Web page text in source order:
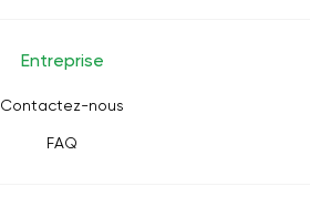
Entreprise
Contactez-nous
FAQ